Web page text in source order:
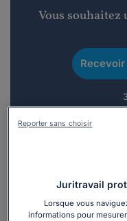
Vous souhaitez
Vous
Juritravail
Lorsque vous
informations pour
Reporter sans choisir